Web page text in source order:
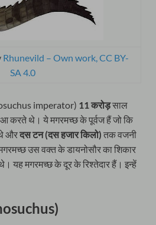
Rhunevild – Own work, CC BY-
SA 4.0
imperator) 11 करोड़साल
करते थे। ये मगरमच्छ के पूर्वज हैं जो कि
औरदस टन (दस हजार किलो) तक वजनी
उस वक्त के डायनोसौर का शिकार
यह मगरमच्छ के दूर के रिश्तेदार हैं। इन्हें